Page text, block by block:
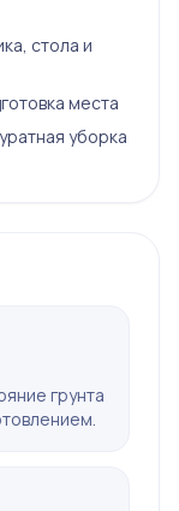
стола и
места
уборка
грунта